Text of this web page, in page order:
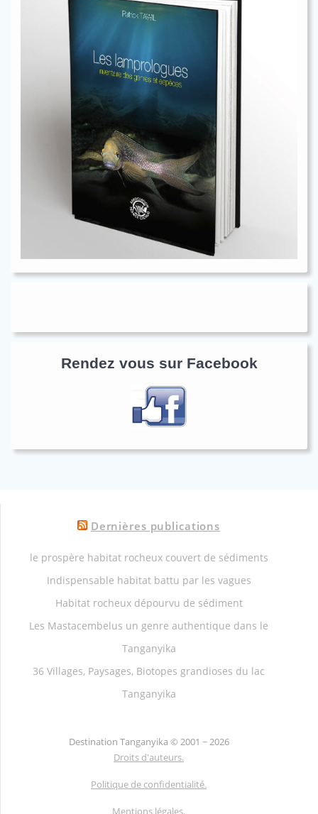
Rendez vous sur Facebook
Dernières publications
le prospère habitat rocheux couvert de sédiments
Indispensable habitat battu par les vagues
Habitat rocheux dépourvu de sédiment
Les Mastacembelus un genre authentique dans le
Tanganyika
36 Villages, Paysages, Biotopes grandioses du lac
Tanganyika
Destination Tanganyika © 2001 ~ 2026
Droits d'auteurs.
Politique de confidentialité.
Mentions légales.